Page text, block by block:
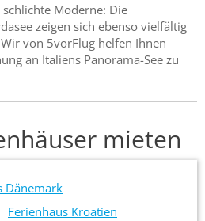
Moderne: Die
zeigen sich ebenso vielfältig
von 5vorFlug helfen Ihnen
an Italiens Panorama-See zu
mieten
Dänemark
Ferienhaus Kroatien